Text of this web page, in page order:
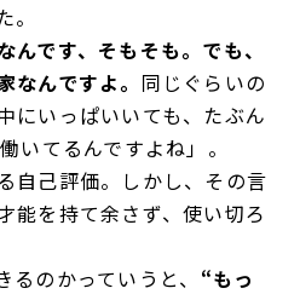
んです、そもそも。でも、
んですよ。 同じぐらいの
にいっぱいいても、たぶん
いてるんですよね」。
自己評価。しかし、その言
能を持て余さず、使い切ろ
るのかっていうと、 “もっ